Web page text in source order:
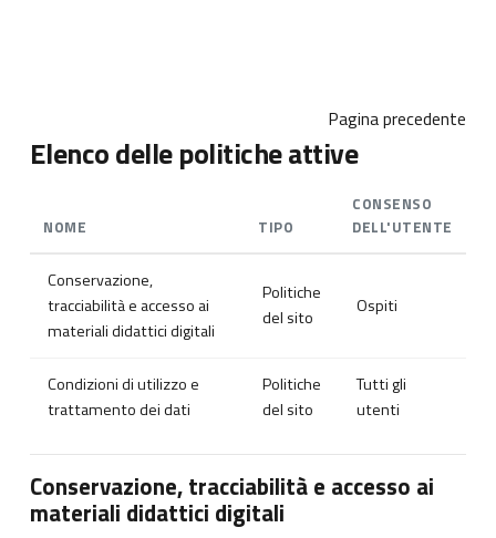
Pagina precedente
Elenco delle politiche attive
NOME TIPO
CONSENSO
DELL'UTENTE
Conservazione,
tracciabilità e accesso ai
materiali didattici digitali
Politiche
del sito
Ospiti
Condizioni di utilizzo e
trattamento dei dati
Politiche
del sito
Tutti gli
utenti
Conservazione, tracciabilità e accesso ai
materiali didattici digitali